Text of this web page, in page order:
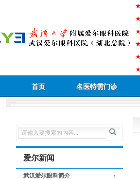
首页 名医特需门诊
爱尔新闻
武汉爱尔眼科简介